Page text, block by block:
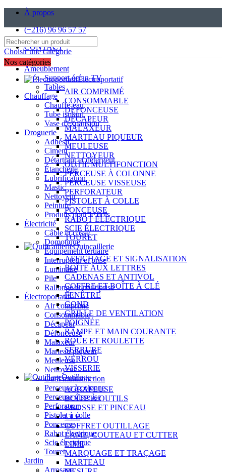
À propos
(+216) 96 96 57 57
CONTACT
Choisir une catégorie
Ameublement
Support écran TV
Tables
Chauffage
Chauffe-eau
Tube isolant
Vase d'expansion
Droguerie
Adhésif
Ciment
Détartrant et détergent
Étanchéité
Lubrification
Mastic
Nettoyeur
Peinture
Produits pour le bois
Électricité
Câble et cosse
Domotique
Équipement tertiaire
Interrupteur et prise
Luminaire
Pile
Rallonge et multiprise
Électroportatif
Air comprimé
Consommable
Décapeur
Défonceuse
Malaxeur
Marteau piqueur
Meuleuse
Nettoyeur
Outil multifonction
Perceuse à colonne
Perceuse visseuse
Perforateur
Pistolet à colle
Ponceuse
Rabot électrique
Scie électrique
Touret
Jardin
Arrosage
Nos catégories
Électroportatif
AIR COMPRIMÉ
CONSOMMABLE
DÉFONCEUSE
DÉCAPEUR
MALAXEUR
MARTEAU PIQUEUR
MEULEUSE
NETTOYEUR
OUTIL MULTIFONCTION
PERCEUSE À COLONNE
PERCEUSE VISSEUSE
PERFORATEUR
PISTOLET À COLLE
PONCEUSE
RABOT ÉLECTRIQUE
SCIE ÉLECTRIQUE
TOURET
Quincaillerie
AFFICHAGE ET SIGNALISATION
BOÎTE AUX LETTRES
CADENAS ET ANTIVOL
COFFRE ET BOÎTE À CLÉ
FENÊTRE
GOND
GRILLE DE VENTILATION
POIGNÉE
RAMPE ET MAIN COURANTE
ROUE ET ROULETTE
SERRURE
VERROU
VISSERIE
Outillage
AGRAFEUSE
BOÎTE À OUTILS
BROSSE ET PINCEAU
CLÉ
COFFRET OUTILLAGE
LAME, COUTEAU ET CUTTER
LIME
MARQUAGE ET TRAÇAGE
MARTEAU